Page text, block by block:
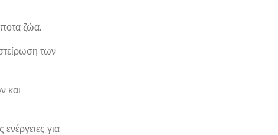
ζώα.
των
και
για